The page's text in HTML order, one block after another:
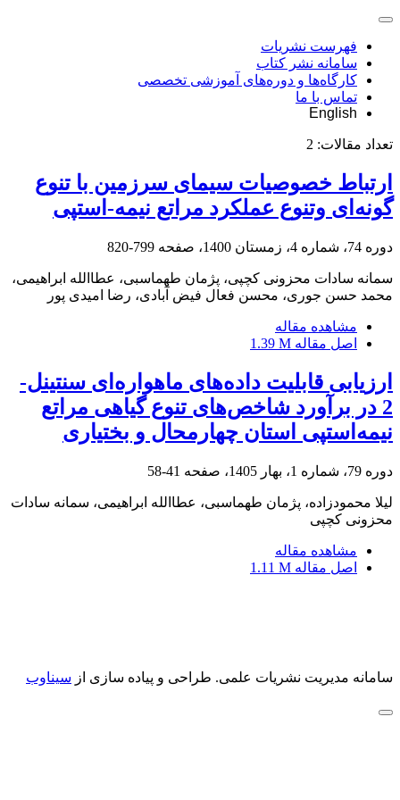
فهرست نشریات
سامانه نشر کتاب
کارگاه‌ها و دوره‌های آموزشی تخصصی
تماس با ما
English
تعداد مقالات: 2
ارتباط خصوصیات سیمای سرزمین با تنوع
گونه‌ای وتنوع عملکرد مراتع نیمه-استپی
دوره 74، شماره 4، زمستان 1400، صفحه 799-820
سمانه سادات محزونی کچپی، پژمان طهماسبی، عطاالله ابراهیمی،
محمد حسن جوری، محسن فعال فیض آبادی، رضا امیدی پور
مشاهده مقاله
اصل مقاله 1.39 M
ارزیابی قابلیت داده‌های ماهواره‌ای سنتینل-
2 در برآورد شاخص‌های تنوع گیاهی مراتع
نیمه‌استپی استان چهارمحال و بختیاری
دوره 79، شماره 1، بهار 1405، صفحه 41-58
لیلا محمودزاده، پژمان طهماسبی، عطاالله ابراهیمی، سمانه سادات
محزونی کچپی
مشاهده مقاله
اصل مقاله 1.11 M
سامانه مدیریت نشریات علمی. طراحی و پیاده سازی از سیناوب